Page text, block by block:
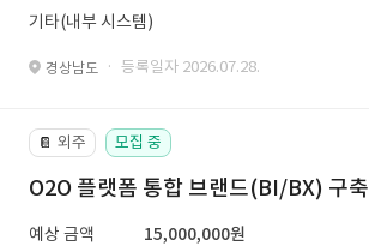
기타(내부 시스템)
경상남도 · 등록일자 2026.07.28.
📔 외주 모집 중
O2O 플랫폼 통합 브랜드(BI/BX) 구축
예상 금액
15,000,000원